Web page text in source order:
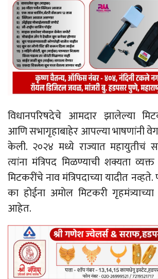
विधानपरिषदेचे आमदार झालेल्या
आणि सभागृहाबाहेर आपल्या भाषणांनी
केली. २०२४ मध्ये राज्यात महायुतीचं
त्यांना मंत्रिपद मिळण्याची शक्यता
मिटकरींचे नाव मंत्रिपदाच्या यादीत
का होईना अमोल मिटकरी
आहेत.